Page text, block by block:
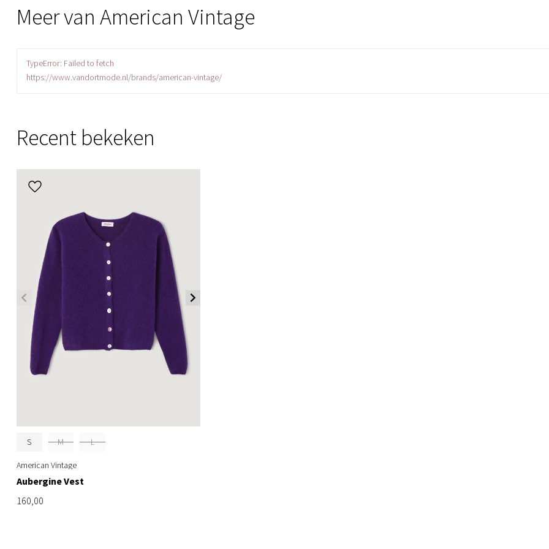
Meer van American Vintage
TypeError: Failed to fetch
https://www.vandortmode.nl/brands/american-vintage/
Recent bekeken
S M L
American Vintage
Aubergine Vest
160,00